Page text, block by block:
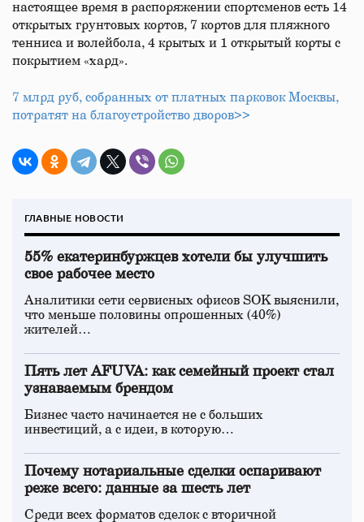
настоящее время в распоряжении спортсменов есть 14
открытых грунтовых кортов, 7 кортов для пляжного
тенниса и волейбола, 4 крытых и 1 открытый корты с
покрытием «хард».
7 млрд руб, собранных от платных парковок Москвы,
потратят на благоустройство дворов>>
ГЛАВНЫЕ НОВОСТИ
55% екатеринбуржцев хотели бы улучшить
свое рабочее место
Аналитики сети сервисных офисов SOK выяснили,
что меньше половины опрошенных (40%)
жителей…
Пять лет AFUVA: как семейный проект стал
узнаваемым брендом
Бизнес часто начинается не с больших
инвестиций, а с идеи, в которую…
Почему нотариальные сделки оспаривают
реже всего: данные за шесть лет
Среди всех форматов сделок с вторичной